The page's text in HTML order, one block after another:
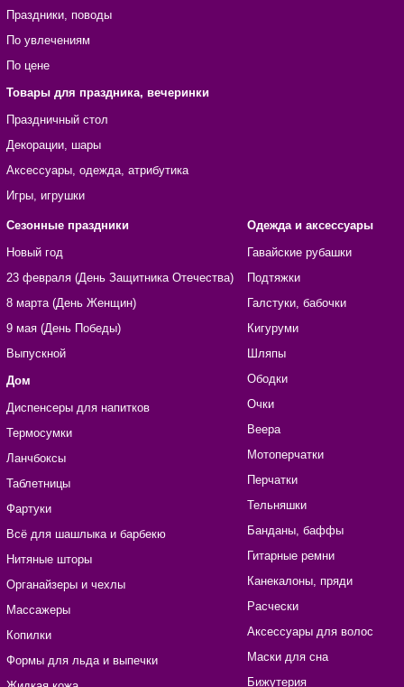
Праздники, поводы
По увлечениям
По цене
Товары для праздника, вечеринки
Праздничный стол
Декорации, шары
Аксессуары, одежда, атрибутика
Игры, игрушки
Сезонные праздники
Новый год
23 февраля (День Защитника Отечества)
8 марта (День Женщин)
9 мая (День Победы)
Выпускной
Дом
Диспенсеры для напитков
Термосумки
Ланчбоксы
Таблетницы
Фартуки
Всё для шашлыка и барбекю
Нитяные шторы
Органайзеры и чехлы
Массажеры
Копилки
Формы для льда и выпечки
Одежда и аксессуары
Гавайские рубашки
Подтяжки
Галстуки, бабочки
Кигуруми
Шляпы
Ободки
Очки
Веера
Мотоперчатки
Перчатки
Тельняшки
Банданы, баффы
Гитарные ремни
Канекалоны, пряди
Расчески
Аксессуары для волос
Маски для сна
Бижутерия